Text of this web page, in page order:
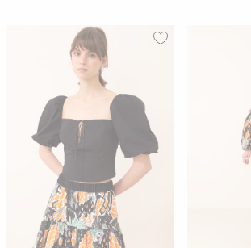
36 38 40